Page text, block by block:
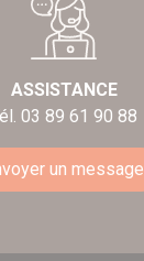
ASSISTANCE
03 89 61 90 88
un message